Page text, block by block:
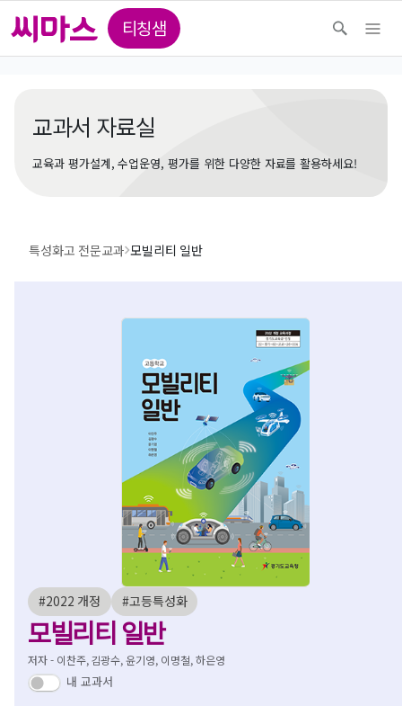
티칭샘
교과서 자료실
교육과 평가설계, 수업운영, 평가를 위한 다양한 자료를 활용하세요!
특성화고 전문교과 모빌리티 일반
#2022 개정 #고등특성화
모빌리티 일반
저자 - 이찬주, 김광수, 윤기영, 이명철, 하은영
내 교과서